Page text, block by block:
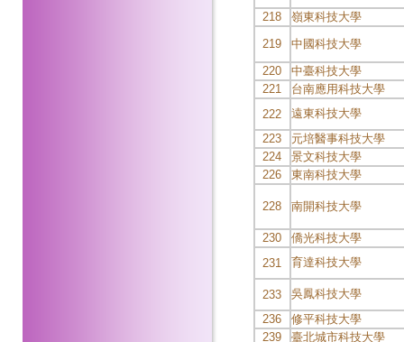
218
嶺東科技大學
219
中國科技大學
220
中臺科技大學
221
台南應用科技大學
222
遠東科技大學
223
元培醫事科技大學
224
景文科技大學
226
東南科技大學
228 南開科技大學
230
僑光科技大學
231
育達科技大學
233
吳鳳科技大學
236
修平科技大學
239
臺北城市科技大學